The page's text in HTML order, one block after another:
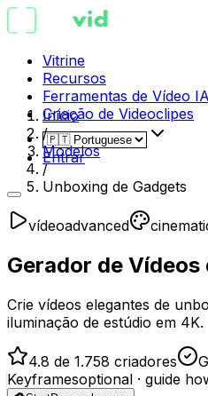
Vitrine
Recursos
Ferramentas de Vídeo IA
Criação de Videoclipes
Entrar
Início
/
Modelos
/
Unboxing de Gadgets
vídeoadvanced
Gerador de
Crie vídeos elegantes de
iluminação de estúdio em 4K.
4.8 de 1.758 criadores
Keyframesoptional · guide